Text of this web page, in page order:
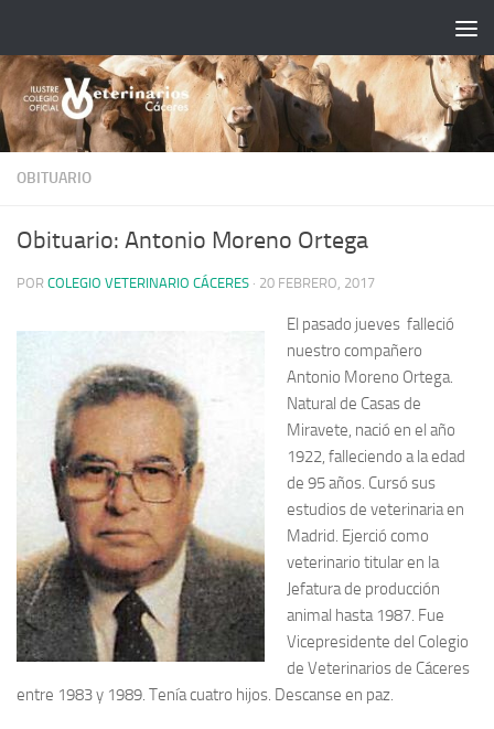
OBITUARIO
Obituario: Antonio Moreno Ortega
POR COLEGIO VETERINARIO CÁCERES · 20 FEBRERO, 2017
El pasado jueves falleció
nuestro compañero
Antonio Moreno Ortega.
Natural de Casas de
Miravete, nació en el año
1922, falleciendo a la edad
de 95 años. Cursó sus
estudios de veterinaria en
Madrid. Ejerció como
veterinario titular en la
Jefatura de producción
animal hasta 1987. Fue
Vicepresidente del Colegio
de Veterinarios de Cáceres
entre 1983 y 1989. Tenía cuatro hijos. Descanse en paz.